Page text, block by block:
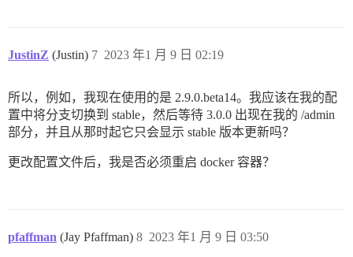
JustinZ (Justin) 2023 年1 月 9 日 02:19
7
所以，例如，我现在使用的是 2.9.0.beta14。我应该在我的配
置中将分支切换到 stable，然后等待 3.0.0 出现在我的 /admin
部分，并且从那时起它只会显示 stable 版本更新吗？
更改配置文件后，我是否必须重启 docker 容器？
pfaffman (Jay Pfaffman) 2023 年1 月 9 日 03:50
8